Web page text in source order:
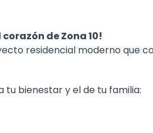
de Zona 10!
residencial moderno que
tu bienestar y el de tu familia: